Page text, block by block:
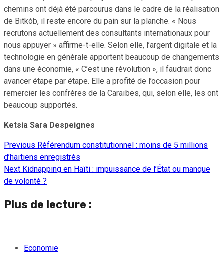
chemins ont déjà été parcourus dans le cadre de la réalisation
de Bitkòb, il reste encore du pain sur la planche. « Nous
recrutons actuellement des consultants internationaux pour
nous appuyer » affirme-t-elle. Selon elle, l’argent digitale et la
technologie en générale apportent beaucoup de changements
dans une économie, « C’est une révolution », il faudrait donc
avancer étape par étape. Elle a profité de l’occasion pour
remercier les confrères de la Caraïbes, qui, selon elle, les ont
beaucoup supportés.
Ketsia Sara Despeignes
Continue
Reading
Previous Référendum constitutionnel : moins de 5 millions
d’haïtiens enregistrés
Next Kidnapping en Haïti : impuissance de l’État ou manque
de volonté ?
Plus de lecture :
Economie